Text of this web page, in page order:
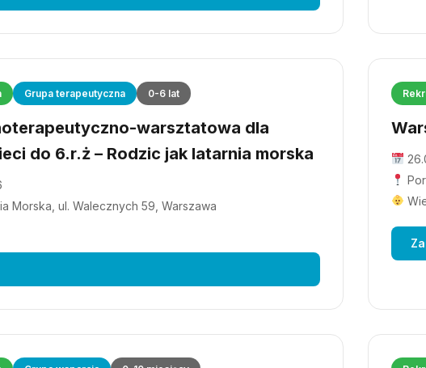
Grupa terapeutyczna 0-6 lat
warsztatowa dla
do 6.r.ż – Rodzic jak latarnia morska
Morska, ul. Walecznych 59, Warszawa